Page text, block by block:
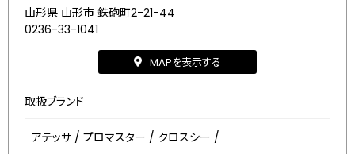
山形県 山形市 鉄砲町2-21-44
0236-33-1041
MAPを表示する
取扱ブランド
アテッサ / プロマスター / クロスシー /